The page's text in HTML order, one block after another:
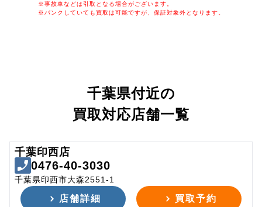
※事故車などは引取となる場合がございます。
※パンクしていても買取は可能ですが、保証対象外となります。
千葉県付近の
買取対応店舗一覧
千葉印西店
0476-40-3030
千葉県印西市大森2551-1
店舗詳細 買取予約